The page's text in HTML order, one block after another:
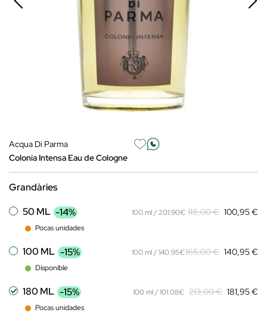
Acqua Di Parma
Colonia Intensa Eau de Cologne
Grandàries
50 ML -14%
Pocas unidades
100 ml / 201.90€ 118,00 € 100,95 €
100 ML -15%
Disponible
100 ml / 140.95€165,00 € 140,95 €
180 ML -15%
Pocas unidades
100 ml / 101.08€ 213,00 € 181,95 €